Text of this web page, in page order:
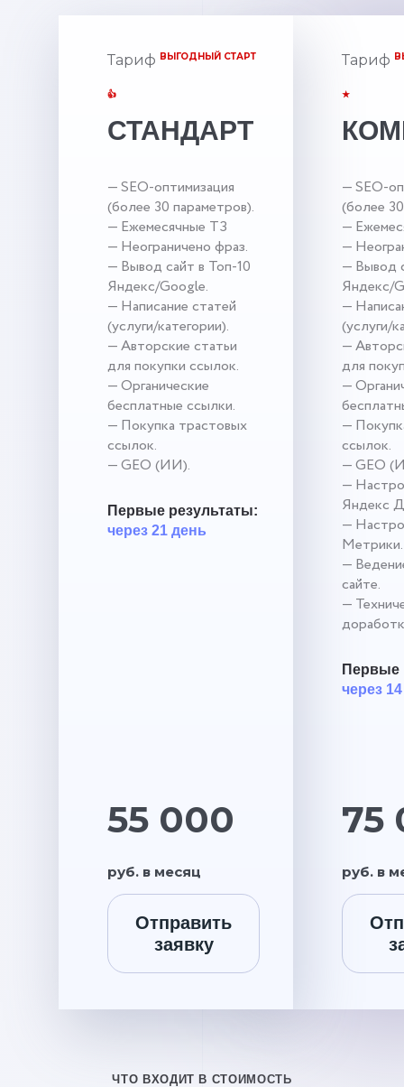
Тариф ВЫГОДНЫЙ СТАРТ
👍
СТАНДАРТ
— SEO-оптимизация
(более 30 параметров).
— Ежемесячные ТЗ
— Неограничено фраз.
— Вывод сайт в Топ-10
Яндекс/Google.
— Написание статей
(услуги/категории).
— Авторские статьи
для покупки ссылок.
— Органические
бесплатные ссылки.
— Покупка трастовых
ссылок.
— GEO (ИИ).
Первые результаты:
через 21 день
55 000
руб. в месяц
Отправить
заявку
Тариф
★
— SEO-
(более
—
—
— Вывод
Яндекс/
—
(услуги/
—
для
—
—
ссылок.
— GEO
—
Яндекс
—
Метрики.
—
сайте.
—
Первые
через
75
руб. в
ЧТО ВХОДИТ В СТОИМОСТЬ